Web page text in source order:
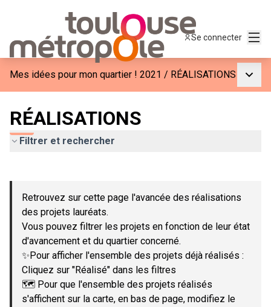
Se connecter
Mes idées pour mon quartier ! 2021 / RÉALISATIONS
RÉALISATIONS
Filtrer et rechercher
−
Retrouvez sur cette page l'avancée des réalisations
des projets lauréats.
Vous pouvez filtrer les projets en fonction de leur état
d'avancement et du quartier concerné.
✨Pour afficher l'ensemble des projets déjà réalisés :
Cliquez sur "Réalisé" dans les filtres
🗺️ Pour que l'ensemble des projets réalisés
s'affichent sur la carte, en bas de page, modifiez le